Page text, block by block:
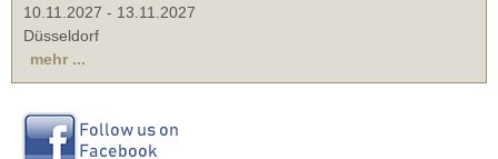
10.11.2027 - 13.11.2027
Düsseldorf
mehr ...